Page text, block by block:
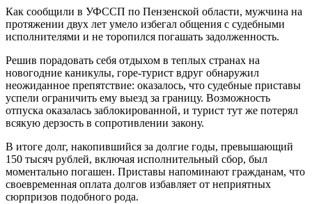
Как сообщили в УФССП по Пензенской области, мужчина на
протяжении двух лет умело избегал общения с судебными
исполнителями и не торопился погашать задолженность.
Решив порадовать себя отдыхом в теплых странах на
новогодние каникулы, горе-турист вдруг обнаружил
неожиданное препятствие: оказалось, что судебные приставы
успели ограничить ему выезд за границу. Возможность
отпуска оказалась заблокированной, и турист тут же потерял
всякую дерзость в сопротивлении закону.
В итоге долг, накопившийся за долгие годы, превышающий
150 тысяч рублей, включая исполнительный сбор, был
моментально погашен. Приставы напоминают гражданам, что
своевременная оплата долгов избавляет от неприятных
сюрпризов подобного рода.